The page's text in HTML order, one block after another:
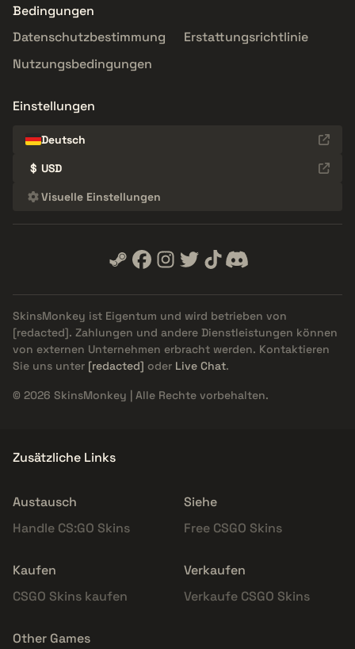
Bedingungen
Datenschutzbestimmung
Erstattungsrichtlinie
Nutzungsbedingungen
Einstellungen
Deutsch
$ USD
Visuelle Einstellungen
SkinsMonkey ist Eigentum und wird betrieben von
[redacted]. Zahlungen und andere Dienstleistungen können
von externen Unternehmen erbracht werden. Kontaktieren
Sie uns unter [redacted] oder Live Chat.
© 2026 SkinsMonkey | Alle Rechte vorbehalten.
Zusätzliche Links
Austausch
Handle CS:GO Skins
Siehe
Free CSGO Skins
Kaufen
CSGO Skins kaufen
Verkaufen
Verkaufe CSGO Skins
Other Games